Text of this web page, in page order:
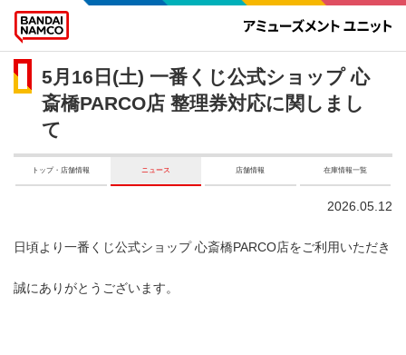
5月16日(土) 一番くじ公式ショップ 心
斎橋PARCO店 整理券対応に関しまし
て
トップ・店舗情報 ニュース 店舗情報 在庫情報一覧
2026.05.12
日頃より一番くじ公式ショップ 心斎橋PARCO店をご利用いただき
誠にありがとうございます。